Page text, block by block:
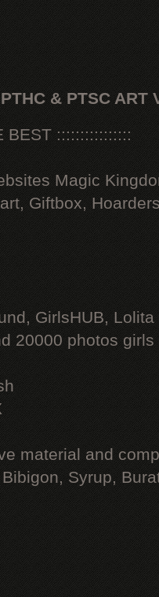
& PTSC ART
BEST ::::::::::::::::
Magic
Giftbox,
GirlsHUB, Lolita
20000 photos
material and
Syrup,